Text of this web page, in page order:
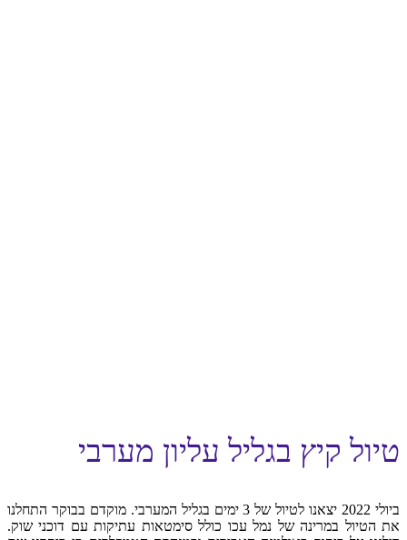
טיול קיץ בגליל עליון מערבי
ביולי 2022 יצאנו לטיול של 3 ימים בגליל המערבי. מוקדם בבוקר התחלנו
את הטיול במרינה של נמל עכו כולל סימטאות עתיקות עם דוכני שוק.